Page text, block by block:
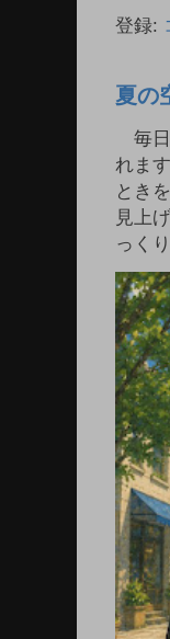
登録:
夏の
毎日
れま
とき
見上
っく